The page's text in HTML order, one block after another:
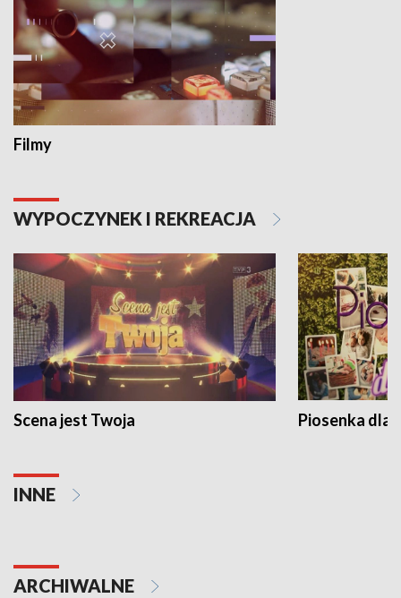
Filmy
WYPOCZYNEK I REKREACJA
Scena jest Twoja Piosenka dla
INNE
ARCHIWALNE